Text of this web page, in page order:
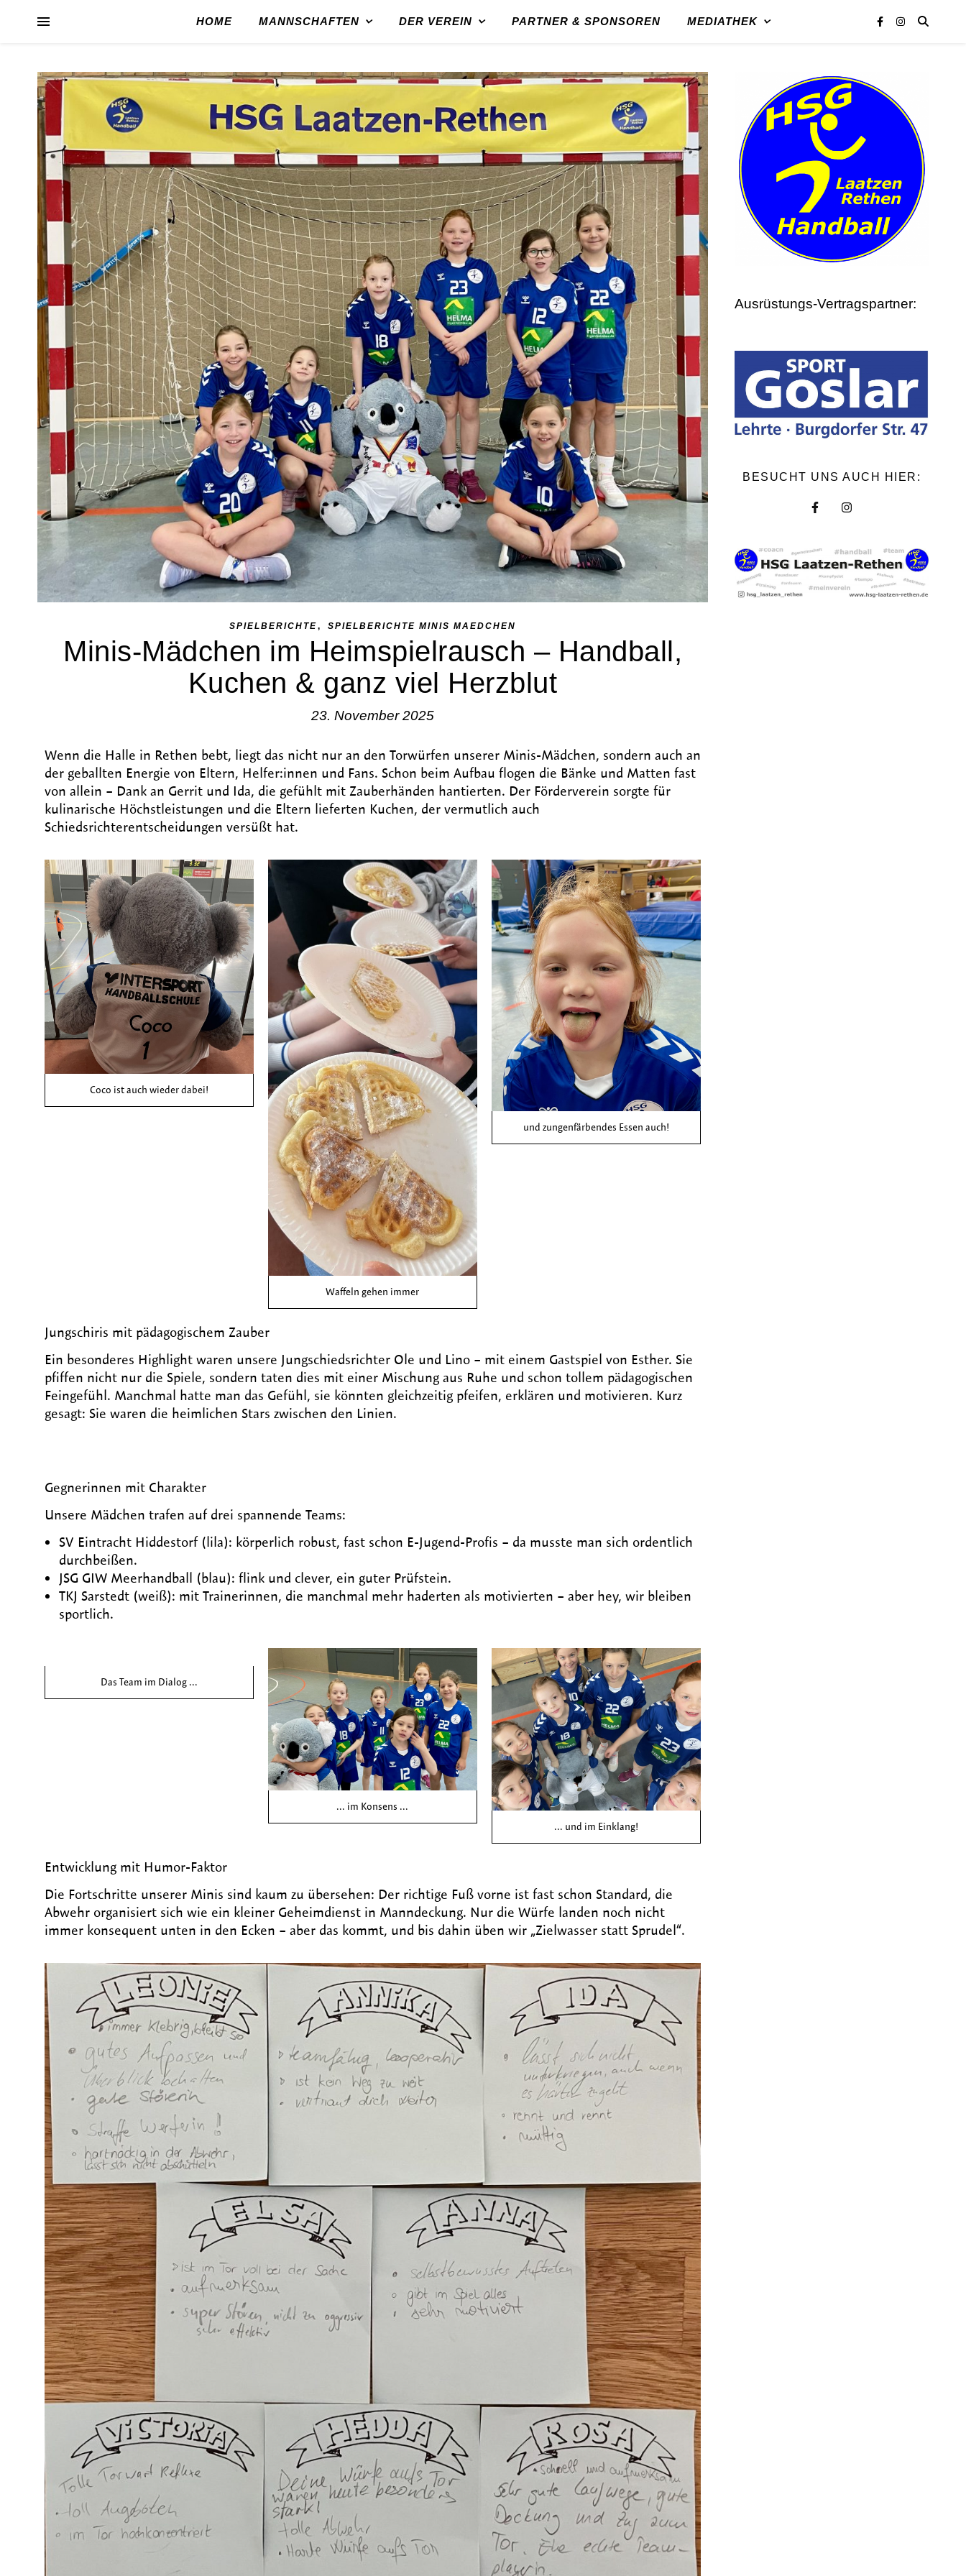
HOME MANNSCHAFTEN DER VEREIN PARTNER & SPONSOREN MEDIATHEK
SPIELBERICHTE, SPIELBERICHTE MINIS MAEDCHEN
Minis-Mädchen im Heimspielrausch – Handball,
Kuchen & ganz viel Herzblut
23. November 2025
Wenn die Halle in Rethen bebt, liegt das nicht nur an den Torwürfen unserer Minis-Mädchen, sondern auch an
der geballten Energie von Eltern, Helfer:innen und Fans. Schon beim Aufbau flogen die Bänke und Matten fast
von allein – Dank an Gerrit und Ida, die gefühlt mit Zauberhänden hantierten. Der Förderverein sorgte für
kulinarische Höchstleistungen und die Eltern lieferten Kuchen, der vermutlich auch
Schiedsrichterentscheidungen versüßt hat.
Coco ist auch wieder dabei!
Waffeln gehen immer
und zungenfärbendes Essen auch!
Jungschiris mit pädagogischem Zauber
Ein besonderes Highlight waren unsere Jungschiedsrichter Ole und Lino – mit einem Gastspiel von Esther. Sie
pfiffen nicht nur die Spiele, sondern taten dies mit einer Mischung aus Ruhe und schon tollem pädagogischen
Feingefühl. Manchmal hatte man das Gefühl, sie könnten gleichzeitig pfeifen, erklären und motivieren. Kurz
gesagt: Sie waren die heimlichen Stars zwischen den Linien.
Gegnerinnen mit Charakter
Unsere Mädchen trafen auf drei spannende Teams:
SV Eintracht Hiddestorf (lila): körperlich robust, fast schon E-Jugend-Profis – da musste man sich ordentlich
durchbeißen.
JSG GIW Meerhandball (blau): flink und clever, ein guter Prüfstein.
TKJ Sarstedt (weiß): mit Trainerinnen, die manchmal mehr haderten als motivierten – aber hey, wir bleiben
sportlich.
Das Team im Dialog ...
... im Konsens ...
... und im Einklang!
Entwicklung mit Humor-Faktor
Die Fortschritte unserer Minis sind kaum zu übersehen: Der richtige Fuß vorne ist fast schon Standard, die
Abwehr organisiert sich wie ein kleiner Geheimdienst in Manndeckung. Nur die Würfe landen noch nicht
immer konsequent unten in den Ecken – aber das kommt, und bis dahin üben wir „Zielwasser statt Sprudel“.
Ausrüstungs-Vertragspartner:
BESUCHT UNS AUCH HIER: